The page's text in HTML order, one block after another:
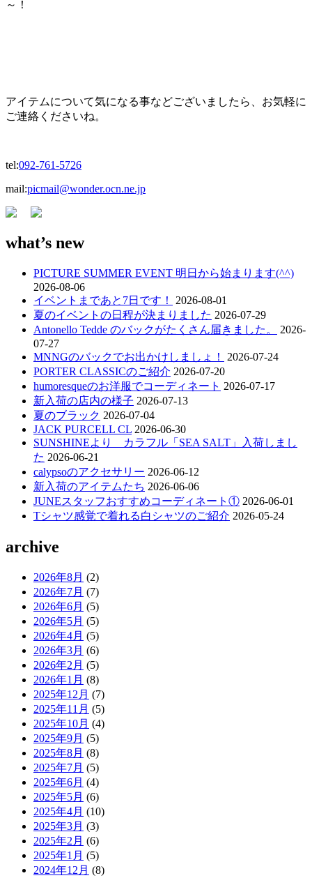
～！
アイテムについて気になる事などございましたら、お気軽に
ご連絡くださいね。
tel:092-761-5726
mail:picmail@wonder.ocn.ne.jp
what’s new
PICTURE SUMMER EVENT 明日から始まります(^^)
2026-08-06
イベントまであと7日です！
2026-08-01
夏のイベントの日程が決まりました 2026-07-29
Antonello Tedde のバックがたくさん届きました。
2026-
07-27
MNNGのバックでお出かけしましょ！
2026-07-24
PORTER CLASSICのご紹介 2026-07-20
humoresqueのお洋服でコーディネート 2026-07-17
新入荷の店内の様子 2026-07-13
夏のブラック 2026-07-04
JACK PURCELL CL 2026-06-30
SUNSHINEより カラフル「SEA SALT」入荷しまし
た 2026-06-21
calypsoのアクセサリー 2026-06-12
新入荷のアイテムたち 2026-06-06
JUNEスタッフおすすめコーディネート① 2026-06-01
Tシャツ感覚で着れる白シャツのご紹介 2026-05-24
archive
2026年8月 (2)
2026年7月 (7)
2026年6月 (5)
2026年5月 (5)
2026年4月 (5)
2026年3月 (6)
2026年2月 (5)
2026年1月 (8)
2025年12月 (7)
2025年11月 (5)
2025年10月 (4)
2025年9月 (5)
2025年8月 (8)
2025年7月 (5)
2025年6月 (4)
2025年5月 (6)
2025年4月 (10)
2025年3月 (3)
2025年2月 (6)
2025年1月 (5)
2024年12月 (8)